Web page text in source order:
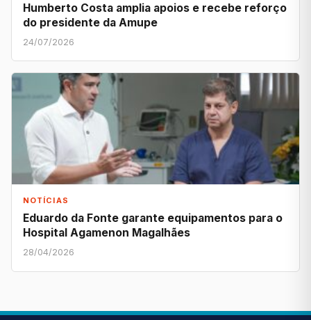
Humberto Costa amplia apoios e recebe reforço
do presidente da Amupe
24/07/2026
NOTÍCIAS
Eduardo da Fonte garante equipamentos para o
Hospital Agamenon Magalhães
28/04/2026